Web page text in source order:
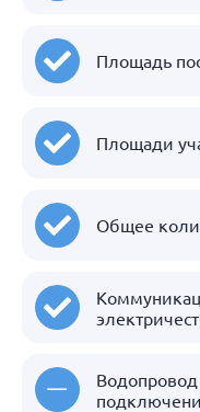
Площадь
Площади
Общее